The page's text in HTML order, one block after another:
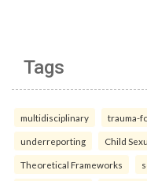
Tags
multidisciplinary trauma-
underreporting Child
Theoretical Frameworks